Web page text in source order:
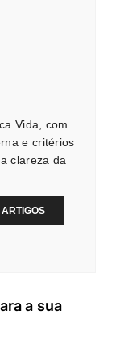
Vida, com
e critérios
clareza da
a sua